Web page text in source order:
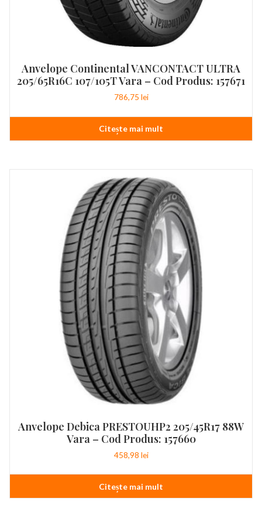
Anvelope Continental VANCONTACT ULTRA
205/65R16C 107/105T Vara – Cod Produs: 157671
786,75 lei
Citește mai mult
Anvelope Debica PRESTOUHP2 205/45R17 88W
Vara – Cod Produs: 157660
458,98 lei
Citește mai mult